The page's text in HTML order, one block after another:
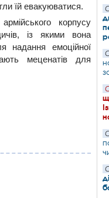
їй евакуюватися.
корпусу
із якими вона
надання емоційної
меценатів для